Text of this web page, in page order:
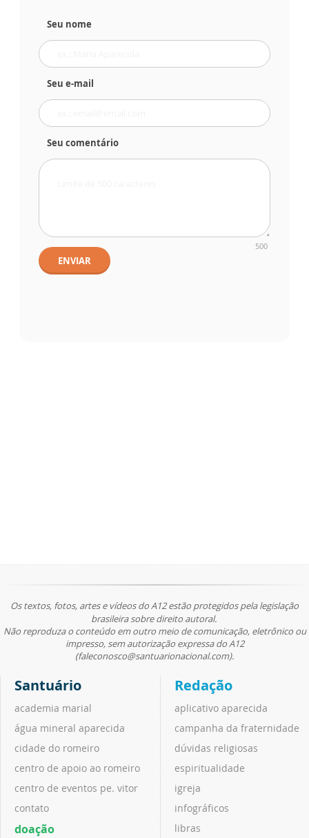
Seu nome
Seu e-mail
Seu comentário
500
ENVIAR
Os textos, fotos, artes e vídeos do A12 estão protegidos pela legislação
brasileira sobre direito autoral.
Não reproduza o conteúdo em outro meio de comunicação, eletrônico ou
impresso, sem autorização expressa do A12
(faleconosco@santuarionacional.com).
Santuário
academia marial
água mineral aparecida
cidade do romeiro
centro de apoio ao romeiro
centro de eventos pe. vitor
contato
doação
Redação
aplicativo aparecida
campanha da fraternidade
dúvidas religiosas
espiritualidade
igreja
infográficos
libras